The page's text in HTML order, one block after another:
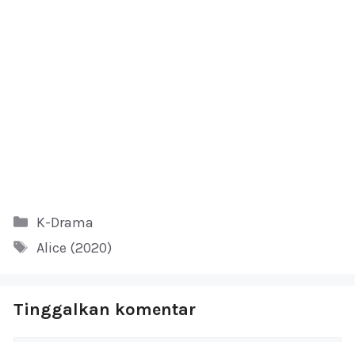
Kategori
K-Drama
Tag
Alice (2020)
Tinggalkan komentar